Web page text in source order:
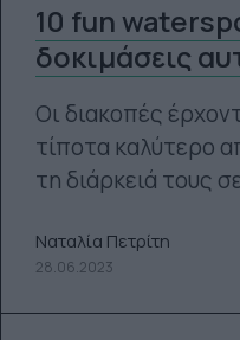
10 fun
δοκιμάσεις
Οι διακοπές
τίποτα καλύτερο
τη διάρκειά τους
Ναταλία Πετρίτη
28.06.2023